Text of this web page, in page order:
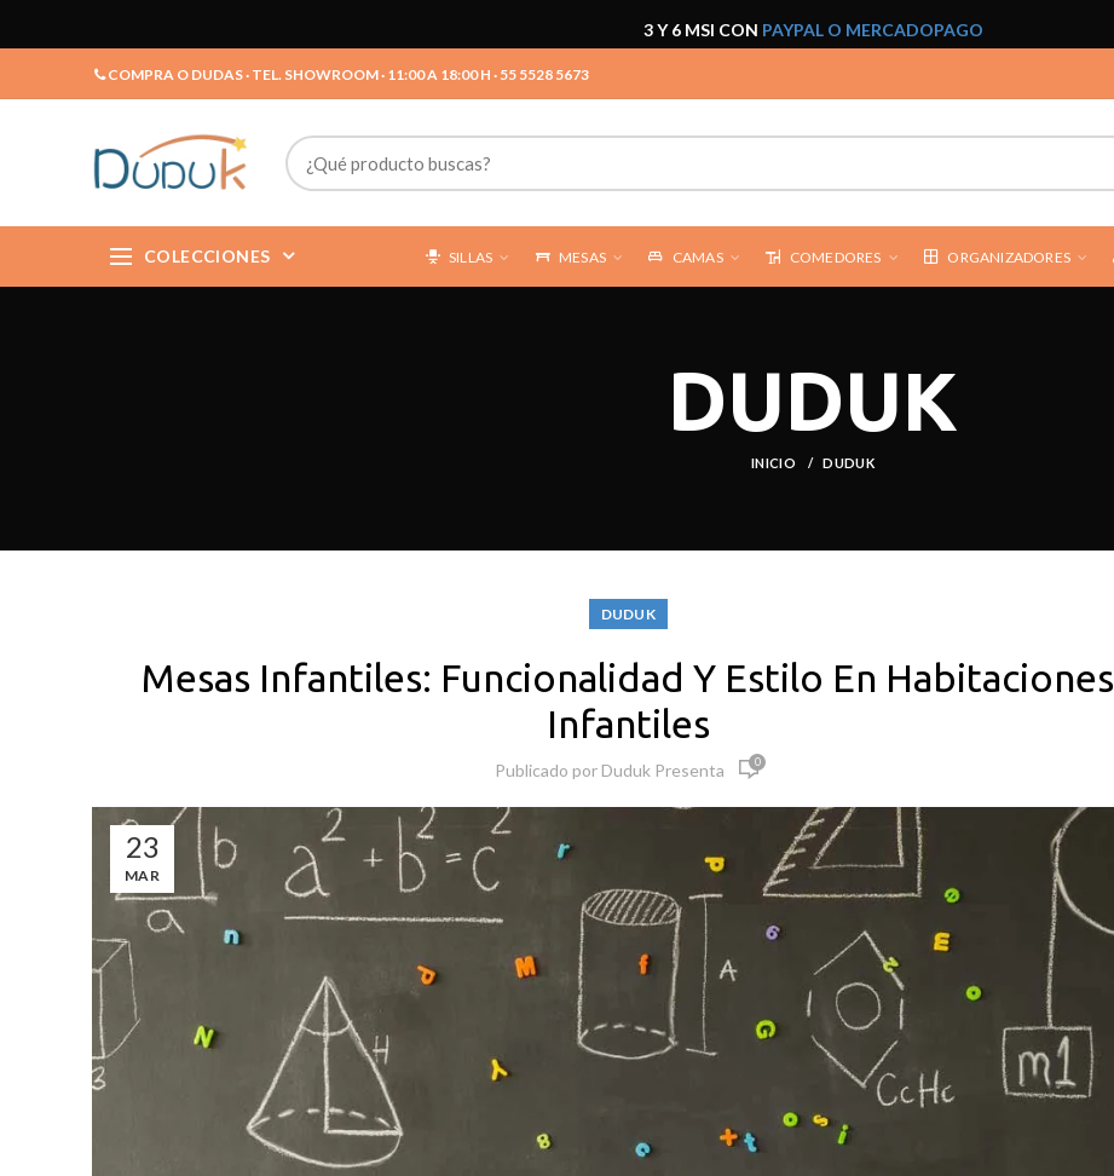
3 Y 6 MSI CON PAYPAL O MERCADOPAGO
COMPRA O DUDAS · TEL. SHOWROOM · 11:00 A 18:00 H · 55 5528 5673
COLECCIONES SILLAS MESAS CAMAS COMEDORES ORGANIZADORES
DUDUK
INICIO DUDUK
DUDUK
Mesas Infantiles: Funcionalidad Y Estilo En Habitaciones
Infantiles
Publicado por Duduk Presenta 0
23
MAR